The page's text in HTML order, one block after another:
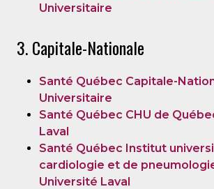
Universitaire
3. Capitale-Nationale
Santé Québec Capitale-
Universitaire
Santé Québec CHU de
Laval
Santé Québec Institut
cardiologie et de
Université Laval